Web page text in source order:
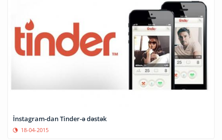
İnstagram-dan Tinder-ə dəstək
18-04-2015